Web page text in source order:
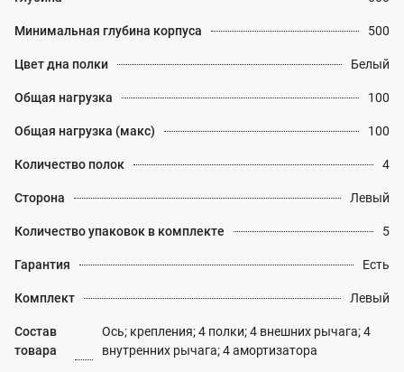
Минимальная глубина корпуса 500
Цвет дна полки Белый
Общая нагрузка 100
Общая нагрузка (макс) 100
Количество полок 4
Сторона Левый
Количество упаковок в комплекте 5
Гарантия Есть
Комплект Левый
Состав
товара
Ось; крепления; 4 полки; 4 внешних рычага; 4
внутренних рычага; 4 амортизатора